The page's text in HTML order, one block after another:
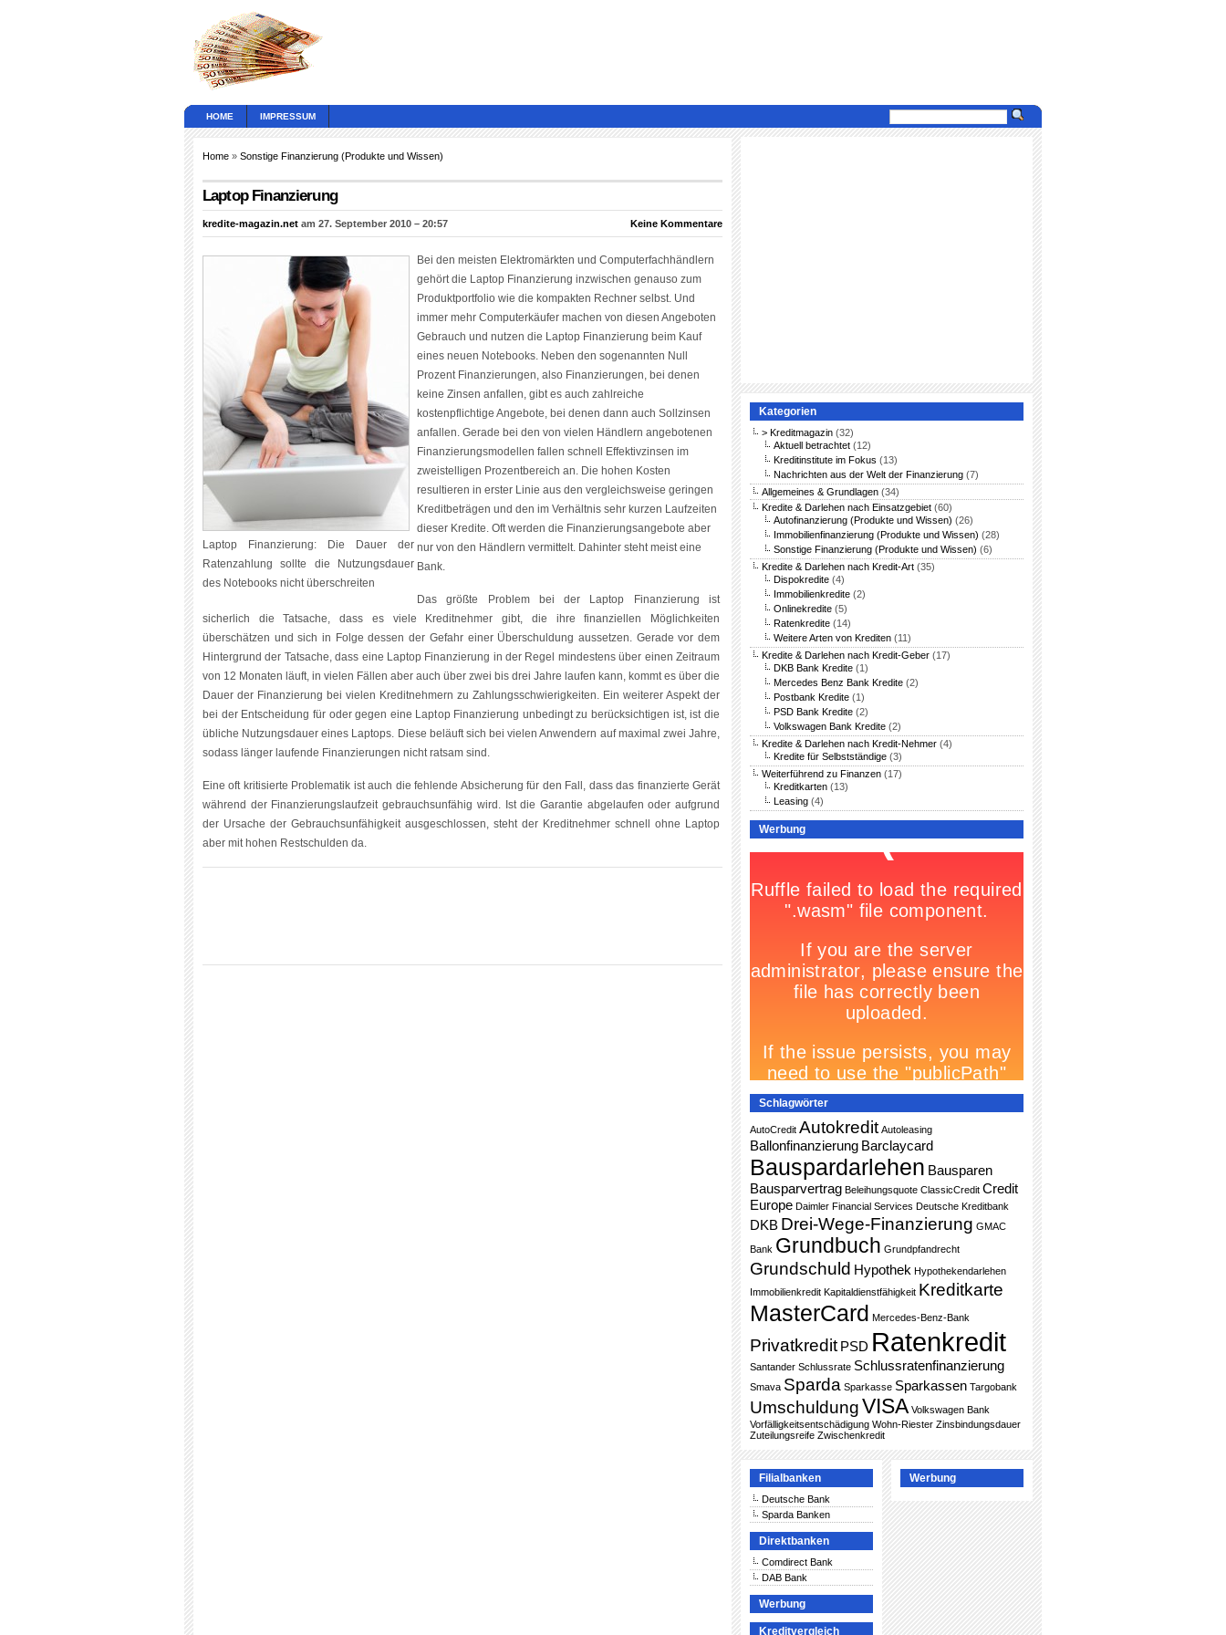
HOME IMPRESSUM
Home » Sonstige Finanzierung (Produkte und Wissen)
Laptop Finanzierung
kredite-magazin.net am 27. September 2010 – 20:57 Keine Kommentare
Laptop Finanzierung: Die Dauer der
Ratenzahlung sollte die Nutzungsdauer
des Notebooks nicht überschreiten
Bei den meisten Elektromärkten und Computerfachhändlern
gehört die Laptop Finanzierung inzwischen genauso zum
Produktportfolio wie die kompakten Rechner selbst. Und
immer mehr Computerkäufer machen von diesen Angeboten
Gebrauch und nutzen die Laptop Finanzierung beim Kauf
eines neuen Notebooks. Neben den sogenannten Null
Prozent Finanzierungen, also Finanzierungen, bei denen
keine Zinsen anfallen, gibt es auch zahlreiche
kostenpflichtige Angebote, bei denen dann auch Sollzinsen
anfallen. Gerade bei den von vielen Händlern angebotenen
Finanzierungsmodellen fallen schnell Effektivzinsen im
zweistelligen Prozentbereich an. Die hohen Kosten
resultieren in erster Linie aus den vergleichsweise geringen
Kreditbeträgen und den im Verhältnis sehr kurzen Laufzeiten
dieser Kredite. Oft werden die Finanzierungsangebote aber
nur von den Händlern vermittelt. Dahinter steht meist eine
Bank.
Das größte Problem bei der Laptop Finanzierung ist
sicherlich die Tatsache, dass es viele Kreditnehmer gibt, die ihre finanziellen Möglichkeiten
überschätzen und sich in Folge dessen der Gefahr einer Überschuldung aussetzen. Gerade vor dem
Hintergrund der Tatsache, dass eine Laptop Finanzierung in der Regel mindestens über einen Zeitraum
von 12 Monaten läuft, in vielen Fällen aber auch über zwei bis drei Jahre laufen kann, kommt es über die
Dauer der Finanzierung bei vielen Kreditnehmern zu Zahlungsschwierigkeiten. Ein weiterer Aspekt der
bei der Entscheidung für oder gegen eine Laptop Finanzierung unbedingt zu berücksichtigen ist, ist die
übliche Nutzungsdauer eines Laptops. Diese beläuft sich bei vielen Anwendern auf maximal zwei Jahre,
sodass länger laufende Finanzierungen nicht ratsam sind.
Eine oft kritisierte Problematik ist auch die fehlende Absicherung für den Fall, dass das finanzierte Gerät
während der Finanzierungslaufzeit gebrauchsunfähig wird. Ist die Garantie abgelaufen oder aufgrund
der Ursache der Gebrauchsunfähigkeit ausgeschlossen, steht der Kreditnehmer schnell ohne Laptop
aber mit hohen Restschulden da.
Kategorien
> Kreditmagazin (32)
Aktuell betrachtet (12)
Kreditinstitute im Fokus (13)
Nachrichten aus der Welt der Finanzierung (7)
Allgemeines & Grundlagen (34)
Kredite & Darlehen nach Einsatzgebiet (60)
Autofinanzierung (Produkte und Wissen) (26)
Immobilienfinanzierung (Produkte und Wissen) (28)
Sonstige Finanzierung (Produkte und Wissen) (6)
Kredite & Darlehen nach Kredit-Art (35)
Dispokredite (4)
Immobilienkredite (2)
Onlinekredite (5)
Ratenkredite (14)
Weitere Arten von Krediten (11)
Kredite & Darlehen nach Kredit-Geber (17)
DKB Bank Kredite (1)
Mercedes Benz Bank Kredite (2)
Postbank Kredite (1)
PSD Bank Kredite (2)
Volkswagen Bank Kredite (2)
Kredite & Darlehen nach Kredit-Nehmer (4)
Kredite für Selbstständige (3)
Weiterführend zu Finanzen (17)
Kreditkarten (13)
Leasing (4)
Werbung
Schlagwörter
AutoCredit Autokredit Autoleasing
Ballonfinanzierung Barclaycard
Bauspardarlehen Bausparen
Bausparvertrag Beleihungsquote ClassicCredit Credit
Europe Daimler Financial Services Deutsche Kreditbank
DKB Drei-Wege-Finanzierung GMAC
Bank Grundbuch Grundpfandrecht
Grundschuld Hypothek Hypothekendarlehen
Immobilienkredit Kapitaldienstfähigkeit Kreditkarte
MasterCard Mercedes-Benz-Bank
Privatkredit PSD Ratenkredit
Santander Schlussrate Schlussratenfinanzierung
Smava Sparda Sparkasse Sparkassen Targobank
UmschuldungVISA Volkswagen Bank
Vorfälligkeitsentschädigung Wohn-Riester Zinsbindungsdauer
Zuteilungsreife Zwischenkredit
Filialbanken
Deutsche Bank
Sparda Banken
Direktbanken
Comdirect Bank
DAB Bank
Werbung
Kreditvergleich
Werbung